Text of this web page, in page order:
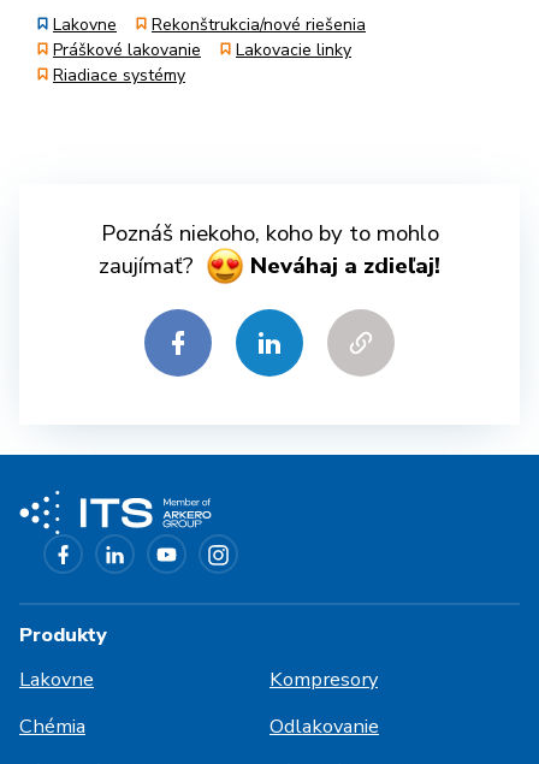
Lakovne
Rekonštrukcia/nové riešenia
Práškové lakovanie
Lakovacie linky
Riadiace systémy
Poznáš niekoho, koho by to mohlo
zaujímať?
Neváhaj a zdieľaj!
Produkty
Lakovne
Kompresory
Chémia
Odlakovanie